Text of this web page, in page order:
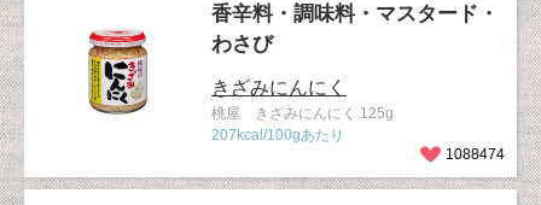
香辛料・調味料・マスタード・
わさび
きざみにんにく
桃屋 きざみにんにく 125g
207kcal/100gあたり
1088474